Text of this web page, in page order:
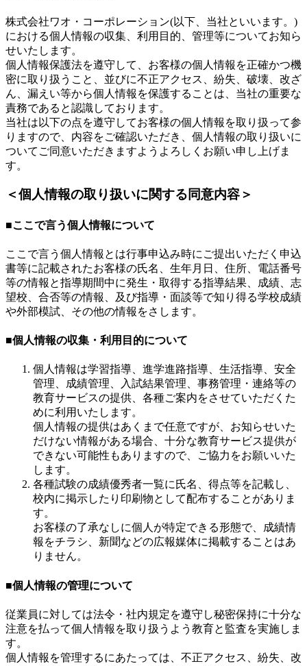
株式会社ワオ・コーポレーション(以下、当社といいます。)
における個人情報の収集、利用目的、管理等についてお知ら
せいたします。
個人情報保護法を遵守して、お客様の個人情報を正確かつ機
密に取り扱うこと、並びに不正アクセス、紛失、破壊、改ざ
ん、漏えい等から個人情報を保護することは、当社の重要な
責務であると認識しております。
当社は以下の点を遵守してお客様の個人情報を取り扱って参
りますので、内容をご確認いただき、個人情報の取り扱いに
ついてご同意いただきますようよろしくお願い申し上げま
す。
＜個人情報の取り扱いに関する同意内容＞
■ここで言う個人情報について
ここで言う個人情報とは行事申込み時にご提出いただく申込
書等に記載されたお客様の氏名、生年月日、住所、電話番号
等の情報と指導期間中に発生・取得する指導結果、成績、志
望校、合否等の情報、及び指導・面談等で知り得る学校成績
や外部模試、その他の情報をさします。
■個人情報の収集・利用目的について
個人情報は学習指導、進学進路指導、生活指導、安全
管理、成績管理、入試結果管理、事務管理・連絡等の
教育サービスの提供、各種ご案内をさせていただくた
めに利用いたします。
個人情報の提供はあくまで任意ですが、お知らせいた
だけない情報がある場合、十分な教育サービス提供が
できない可能性もありますので、ご協力をお願いいた
します。
各種試験の成績優秀者一覧に氏名、得点等を記載し、
校内に掲示したり印刷物として配布することがありま
す。
お客様の了承なしに個人が特定できる形態で、成績情
報をチラシ、新聞などの広報媒体に掲載することはあ
りません。
■個人情報の管理について
従業員に対しては法令・社内規定を遵守し秘密保持に十分な
注意を払って個人情報を取り扱うよう教育と監査を実施しま
す。
個人情報を管理するにあたっては、不正アクセス、紛失、改